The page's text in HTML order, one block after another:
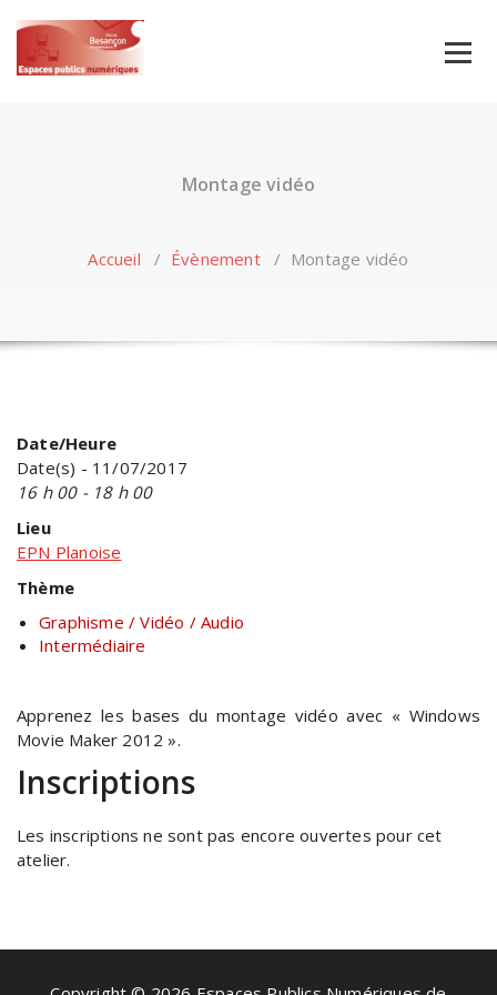
content
Montage vidéo
Accueil / Évènement/ Montage vidéo
Date/Heure
Date(s) - 11/07/2017
16 h 00 - 18 h 00
Lieu
EPN Planoise
Thème
Graphisme / Vidéo / Audio
Intermédiaire
Apprenez les bases du montage vidéo avec « Windows
Movie Maker 2012 ».
Inscriptions
Les inscriptions ne sont pas encore ouvertes pour cet
atelier.